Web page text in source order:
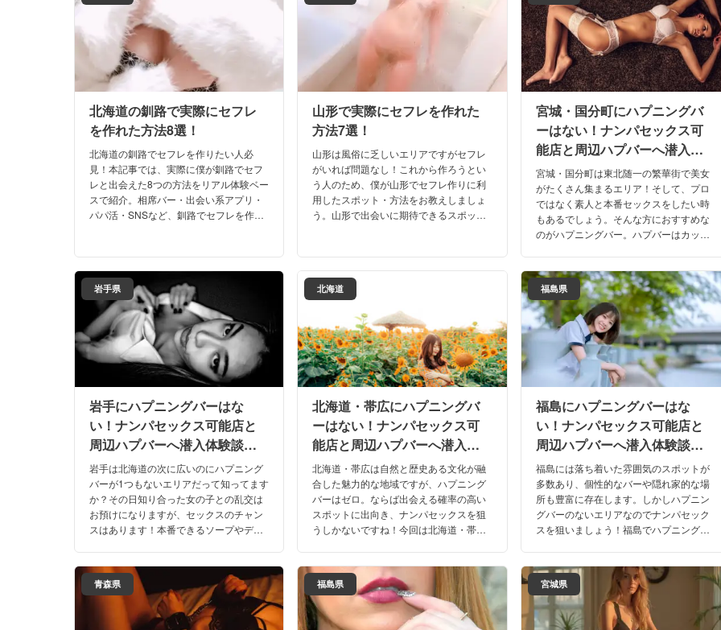
北海道の釧路で実際にセフレ
を作れた方法8選！
北海道の釧路でセフレを作りたい人必
見！本記事では、実際に僕が釧路でセフ
レと出会えた8つの方法をリアル体験ベー
スで紹介。相席バー・出会い系アプリ・
パパ活・SNSなど、釧路でセフレを作る
ます。
山形で実際にセフレを作れた
方法7選！
山形は風俗に乏しいエリアですがセフレ
がいれば問題なし！これから作ろうとい
う人のため、僕が山形でセフレ作りに利
用したスポット・方法をお教えしましょ
う。山形で出会いに期待できるスポット
さいね！
宮城・国分町にハプニングバ
ーはない！ナンパセックス可
能店と周辺ハプバーへ潜入体
験談！【2026年】
宮城・国分町は東北随一の繁華街で美女
がたくさん集まるエリア！そして、プロ
ではなく素人と本番セックスをしたい時
もあるでしょう。そんな方におすすめな
のがハプニングバー。ハプバーはカップ
紹介！
岩手県
岩手にハプニングバーはな
い！ナンパセックス可能店と
周辺ハプバーへ潜入体験談！
【2026年】
岩手は北海道の次に広いのにハプニング
バーが1つもないエリアだって知ってます
か？その日知り合った女の子との乱交は
お預けになりますが、セックスのチャン
スはあります！本番できるソープやデリ
ます！
北海道
北海道・帯広にハプニングバ
ーはない！ナンパセックス可
能店と周辺ハプバーへ潜入体
験談！【2026年】
北海道・帯広は自然と歴史ある文化が融
合した魅力的な地域ですが、ハプニング
バーはゼロ。ならば出会える確率の高い
スポットに出向き、ナンパセックスを狙
うしかないですね！今回は北海道・帯広
します。
福島県
福島にハプニングバーはな
い！ナンパセックス可能店と
周辺ハプバーへ潜入体験談！
【2026年】
福島には落ち着いた雰囲気のスポットが
多数あり、個性的なバーや隠れ家的な場
所も豊富に存在します。しかしハプニン
グバーのないエリアなのでナンパセック
スを狙いましょう！福島でハプニングバ
ます。
青森県 福島県 宮城県